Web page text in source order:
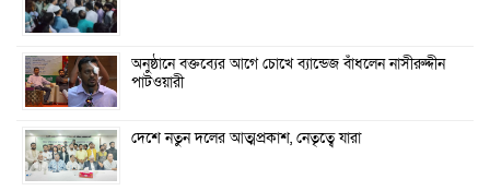
অনুষ্ঠানে বক্তব্যের আগে চোখে ব্যান্ডেজ বাঁধলেন নাসীরুদ্দীন
পাটওয়ারী
দেশে নতুন দলের আত্মপ্রকাশ, নেতৃত্বে যারা